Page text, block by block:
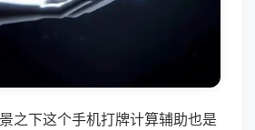
之下这个手机打牌计算辅助也是